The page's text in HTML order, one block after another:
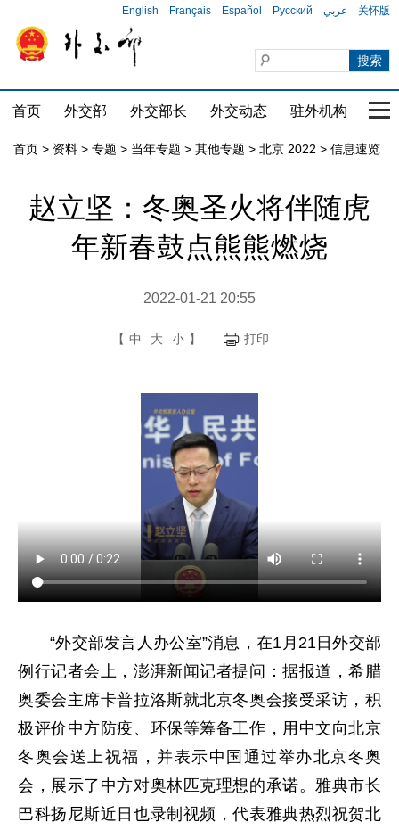
English Français Español Русский عربي 关怀版
首页 外交部 外交部长 外交动态 驻外机构 国
首页 > 资料 > 专题 > 当年专题 > 其他专题 > 北京 2022 > 信息速览
赵立坚：冬奥圣火将伴随虎
年新春鼓点熊熊燃烧
2022-01-21 20:55
【 中 大 小 】 打印
“外交部发言人办公室”消息，在1月21日外交部
例行记者会上，澎湃新闻记者提问：据报道，希腊
奥委会主席卡普拉洛斯就北京冬奥会接受采访，积
极评价中方防疫、环保等筹备工作，用中文向北京
冬奥会送上祝福，并表示中国通过举办北京冬奥
会，展示了中方对奥林匹克理想的承诺。雅典市长
巴科扬尼斯近日也录制视频，代表雅典热烈祝贺北